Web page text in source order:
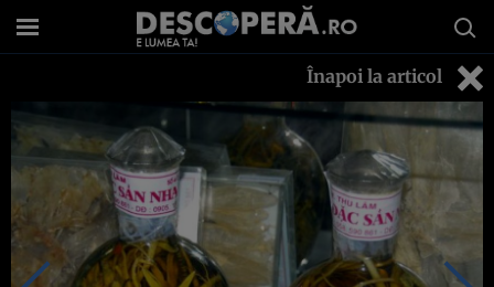
Înapoi la articol